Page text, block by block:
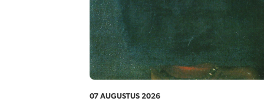
07 AUGUSTUS 2026